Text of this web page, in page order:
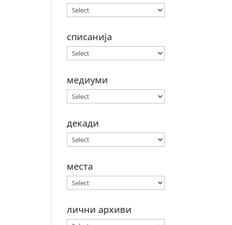
списанија
медиуми
декади
места
лични архиви